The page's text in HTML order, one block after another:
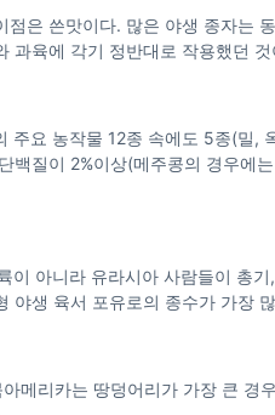
은 쓴맛이다. 많은 야생 종자는
과육에 각기 정반대로 작용했던 것
주요 농작물 12종 속에도 5종(밀,
질이 2%이상(메주콩의 경우에
아니라 유라시아 사람들이 총
야생 육서 포유로의 종수가 가장
메리카는 땅덩어리가 가장 큰 경